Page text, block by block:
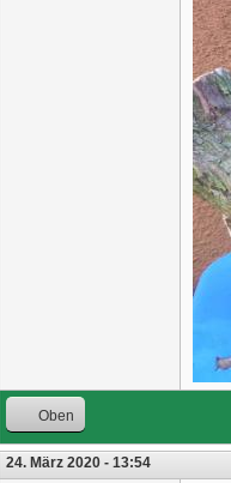
Oben
24. März 2020 - 13:54